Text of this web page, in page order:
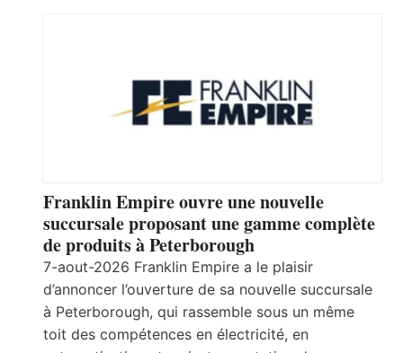
Franklin Empire ouvre une nouvelle
succursale proposant une gamme complète
de produits à Peterborough
7-aout-2026 Franklin Empire a le plaisir
d’annoncer l’ouverture de sa nouvelle succursale
à Peterborough, qui rassemble sous un même
toit des compétences en électricité, en